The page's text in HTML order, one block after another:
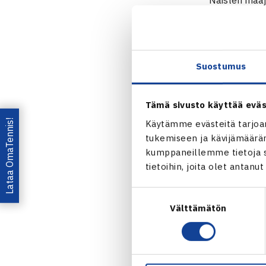
Suostumus
Tämä sivusto käyttää
Käytämme evästeitä
tukemiseen ja
kumppaneillemme tietoja
tietoihin, joita olet
Välttämätön
kapteeni
Ahti on
tuomia
Ahti jatkaa
Lataa OmaTennis!